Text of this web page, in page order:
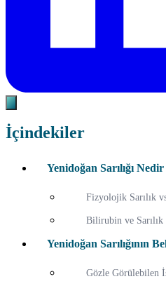
İçindekiler
Yenidoğan Sarılığı
Fizyolojik Sarılık
Bilirubin ve
Yenidoğan Sarılığının
Gözle Görülebilen